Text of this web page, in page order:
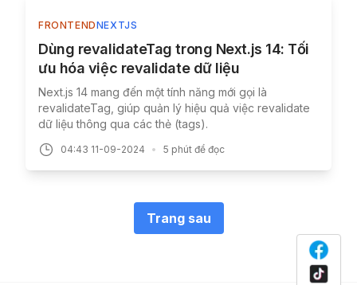
FRONTENDNEXTJS
Dùng revalidateTag trong Next.js 14: Tối
ưu hóa việc revalidate dữ liệu
Next.js 14 mang đến một tính năng mới gọi là
revalidateTag, giúp quản lý hiệu quả việc revalidate
dữ liệu thông qua các thẻ (tags).
04:43 11-09-2024 • 5 phút để đọc
Trang sau